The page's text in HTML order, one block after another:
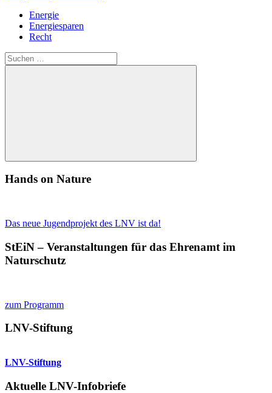
Energie
Energiesparen
Recht
Suchen
nach:
Suchen
Hands on Nature
Das neue Jugendprojekt des LNV ist da!
StEiN – Veranstaltungen für das Ehrenamt im
Naturschutz
zum Programm
LNV-Stiftung
LNV-Stiftung
Aktuelle LNV-Infobriefe